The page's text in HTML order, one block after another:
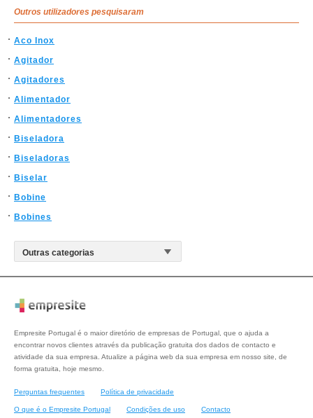
Outros utilizadores pesquisaram
Aco Inox
Agitador
Agitadores
Alimentador
Alimentadores
Biseladora
Biseladoras
Biselar
Bobine
Bobines
Empresite Portugal é o maior diretório de empresas de Portugal, que o ajuda a
encontrar novos clientes através da publicação gratuita dos dados de contacto e
atividade da sua empresa. Atualize a página web da sua empresa em nosso site, de
forma gratuita, hoje mesmo.
Perguntas frequentes Política de privacidade
O que é o Empresite Portugal Condições de uso Contacto